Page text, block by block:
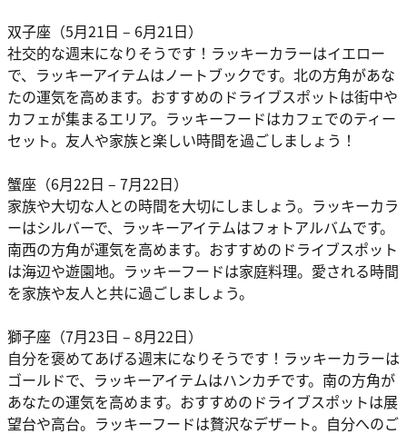
双子座（5月21日 – 6月21日）
社交的な週末になりそうです！ラッキーカラーはイエロー
で、ラッキーアイテムはノートブックです。北の方角があな
たの運気を高めます。おすすめのドライブスポットは街中や
カフェが集まるエリア。ラッキーフードはカフェでのティー
セット。友人や家族と楽しい時間を過ごしましょう！
蟹座（6月22日 – 7月22日）
家族や大切な人との時間を大切にしましょう。ラッキーカラ
ーはシルバーで、ラッキーアイテムはフォトアルバムです。
南西の方角が運気を高めます。おすすめのドライブスポット
は海辺や遊園地。ラッキーフードは家庭料理。愛される時間
を家族や友人と共に過ごしましょう。
獅子座（7月23日 – 8月22日）
自分を褒めてあげる週末になりそうです！ラッキーカラーは
ゴールドで、ラッキーアイテムはハンカチです。南の方角が
あなたの運気を高めます。おすすめのドライブスポットは展
望台や高台。ラッキーフードは贅沢なデザート。自分へのご